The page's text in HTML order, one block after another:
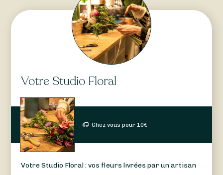
Votre Studio Floral
Chez vous pour10€
Votre Studio Floral : vos fleurs livrées par un artisan